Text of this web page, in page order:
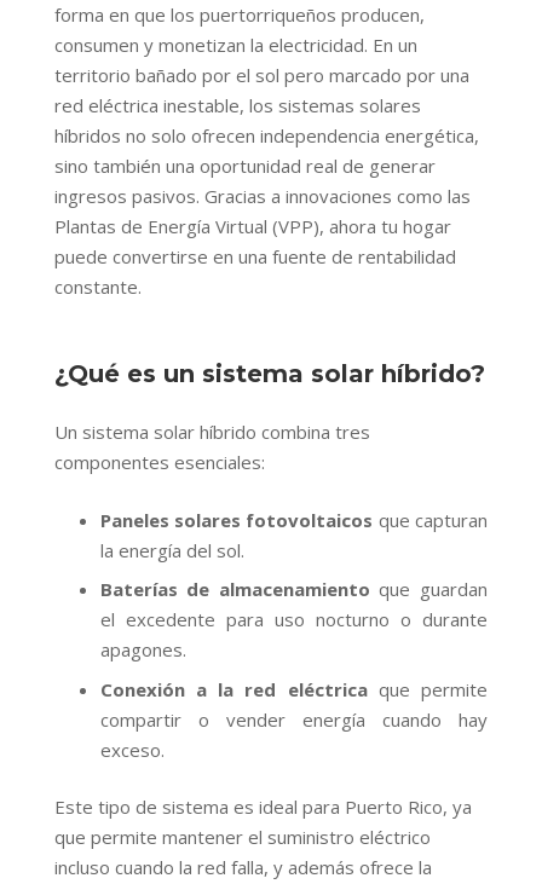
forma en que los puertorriqueños producen,
consumen y monetizan la electricidad. En un
territorio bañado por el sol pero marcado por una
red eléctrica inestable, los sistemas solares
híbridos no solo ofrecen independencia energética,
sino también una oportunidad real de generar
ingresos pasivos. Gracias a innovaciones como las
Plantas de Energía Virtual (VPP), ahora tu hogar
puede convertirse en una fuente de rentabilidad
constante.
¿Qué es un sistema solar híbrido?
Un sistema solar híbrido combina tres
componentes esenciales:
Paneles solares fotovoltaicos que capturan
la energía del sol.
Baterías de almacenamiento que guardan
el excedente para uso nocturno o durante
apagones.
Conexión a la red eléctricaque permite
compartir o vender energía cuando hay
exceso.
Este tipo de sistema es ideal para Puerto Rico, ya
que permite mantener el suministro eléctrico
incluso cuando la red falla, y además ofrece la